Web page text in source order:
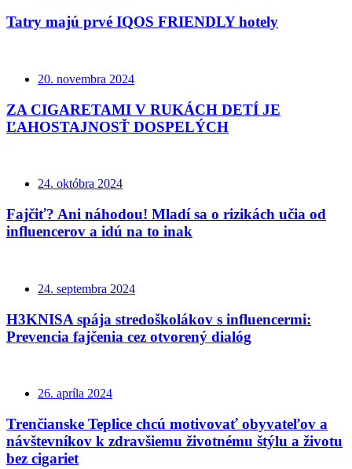
Tatry majú prvé IQOS FRIENDLY hotely
20. novembra 2024
ZA CIGARETAMI V RUKÁCH DETÍ JE
ĽAHOSTAJNOSŤ DOSPELÝCH
24. októbra 2024
Fajčiť? Ani náhodou! Mladí sa o rizikách učia od
influencerov a idú na to inak
24. septembra 2024
H3KNISA spája stredoškolákov s influencermi:
Prevencia fajčenia cez otvorený dialóg
26. apríla 2024
Trenčianske Teplice chcú motivovať obyvateľov a
návštevníkov k zdravšiemu životnému štýlu a životu
bez cigariet